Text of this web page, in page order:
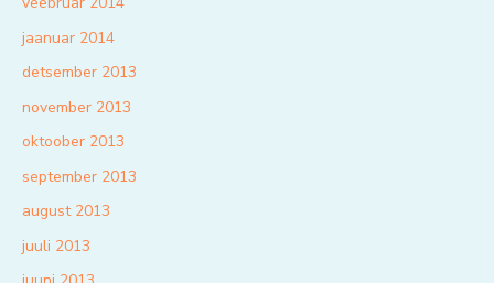
jaanuar 2014
detsember 2013
november 2013
oktoober 2013
september 2013
august 2013
juuli 2013